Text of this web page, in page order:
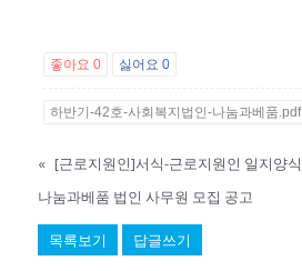
좋아요 0 싫어요 0
하반기-42호-사회복지법인-나눔과베품.pdf
« [근로지원인]서식-근로지원인 일지양식
나눔과베품 법인 사무원 모집 공고
목록보기 답글쓰기